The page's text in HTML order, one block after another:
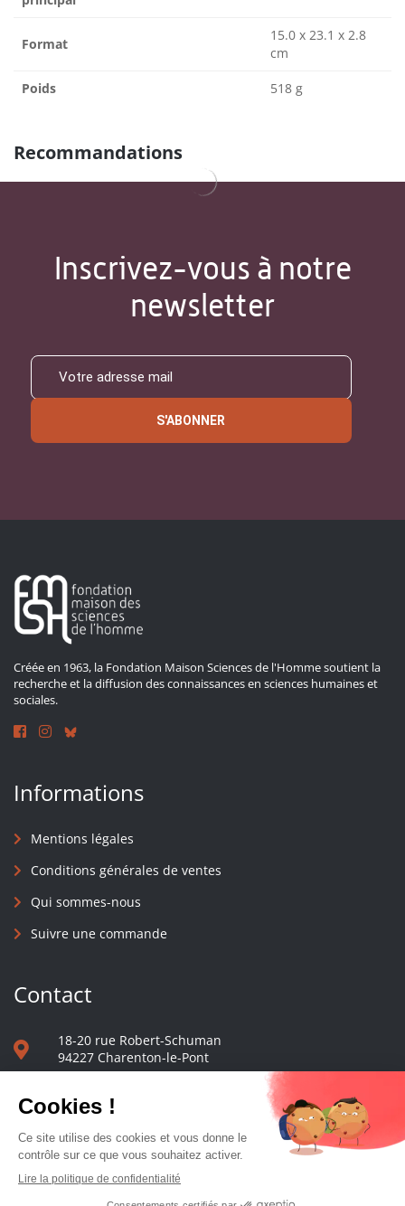
Format
15.0 x 23.1 x 2.8
cm
Poids 518 g
Recommandations
Inscrivez-vous à notre
newsletter
S'ABONNER
Créée en 1963, la Fondation Maison Sciences de l'Homme soutient la
recherche et la diffusion des connaissances en sciences humaines et
sociales.
Informations
Mentions légales
Conditions générales de ventes
Qui sommes-nous
Suivre une commande
Contact
18-20 rue Robert-Schuman
94227 Charenton-le-Pont